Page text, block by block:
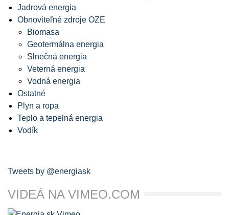
Jadrová energia
Obnoviteľné zdroje OZE
Biomasa
Geotermálna energia
Slnečná energia
Veterná energia
Vodná energia
Ostatné
Plyn a ropa
Teplo a tepelná energia
Vodík
Tweets by @energiask
VIDEÁ NA VIMEO.COM